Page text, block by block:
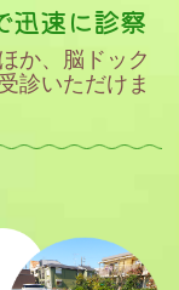
速に診察
か、脳ドック
診いただけま